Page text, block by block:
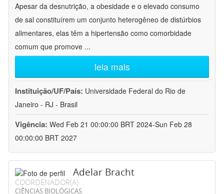
Apesar da desnutrição, a obesidade e o elevado consumo
de sal constituírem um conjunto heterogêneo de distúrbios
alimentares, elas têm a hipertensão como comorbidade
comum que promove ...
leia mais
Instituição/UF/País: Universidade Federal do Rio de
Janeiro - RJ - Brasil
Vigência: Wed Feb 21 00:00:00 BRT 2024-Sun Feb 28
00:00:00 BRT 2027
Adelar Bracht
COORDENADOR(A)
CIÊNCIAS BIOLÓGICAS